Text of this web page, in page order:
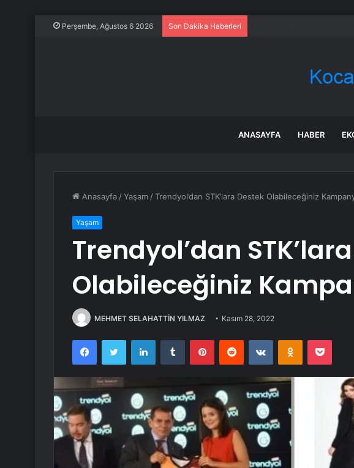
Perşembe, Ağustos 6 2026 Son Dakika Haberleri
ANASAYFA HABER
Anasayfa /Yaşam /Trendyol’dan STK’lara Destek Olabileceğiniz
Yaşam
Trendyol’dan
Olabileceğiniz
MEHMET SELAHATTİN YILMAZ Kasım 28, 2022
FacebookTwitter LinkedInTumblr PinterestReddit VKontakteOdnoklassniki
Pocket